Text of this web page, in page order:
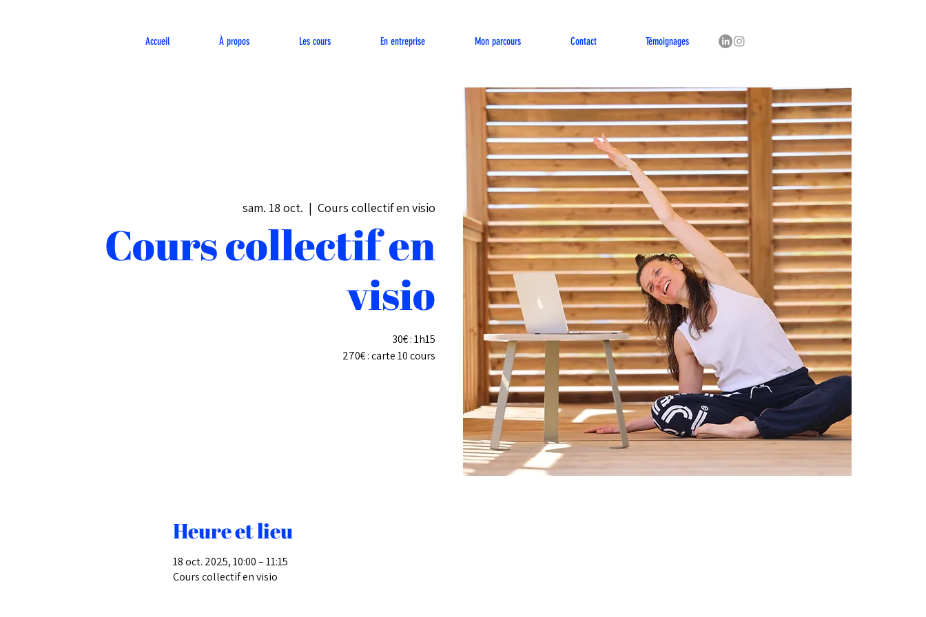
Accueil À propos Les cours En entreprise Mon parcours Contact Témoignages
sam. 18 oct.
  |
Cours collectif en visio
Cours collectif en
visio
30€ : 1h15
270€ : carte 10 cours
Heure et lieu
18 oct. 2025, 10:00 – 11:15
Cours collectif en visio